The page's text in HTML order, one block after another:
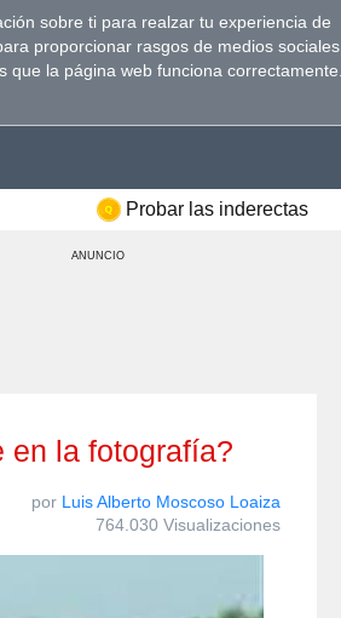
sobre ti para realzar tu experiencia de
proporcionar rasgos de medios sociales,
la página web funciona correctamente.
Probar las inderectas
ANUNCIO
en la fotografía?
por Luis Alberto Moscoso Loaiza
764.030 Visualizaciones